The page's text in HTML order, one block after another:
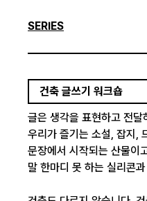
SERIES
건축 글쓰기 워크숍
글은 생각을 표현하고 전
우리가 즐기는 소설, 잡지,
문장에서 시작되는 산물이
말 한마디 못 하는 실리콘